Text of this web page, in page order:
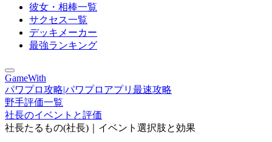
彼女・相棒一覧
サクセス一覧
デッキメーカー
最強ランキング
GameWith
パワプロ攻略|パワプロアプリ最速攻略
野手評価一覧
社長のイベントと評価
社長たるもの(社長)｜イベント選択肢と効果